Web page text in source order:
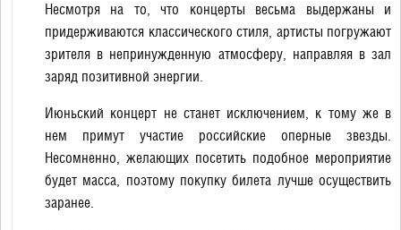
Несмотря на то, что концерты весьма выдержаны и
придерживаются классического стиля, артисты погружают
зрителя в непринужденную атмосферу, направляя в зал
заряд позитивной энергии.
Июньский концерт не станет исключением, к тому же в
нем примут участие российские оперные звезды.
Несомненно, желающих посетить подобное мероприятие
будет масса, поэтому покупку билета лучше осуществить
заранее.